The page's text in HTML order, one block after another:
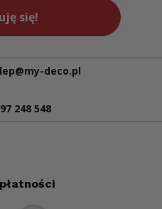
się!
deco.pl
248 548